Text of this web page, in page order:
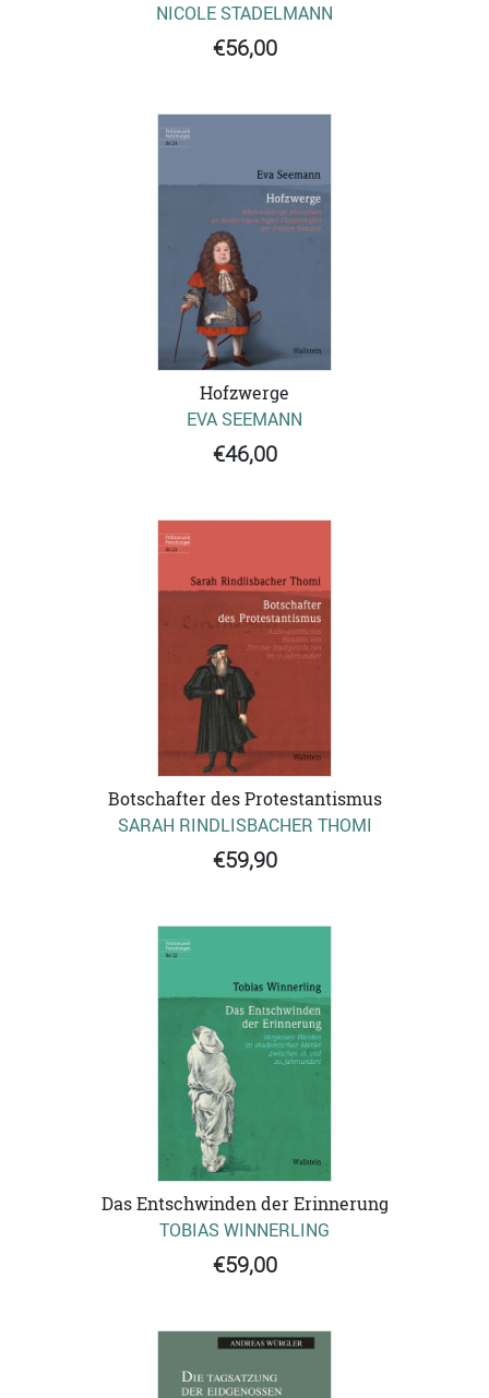
NICOLE STADELMANN
€56,00
Hofzwerge
EVA SEEMANN
€46,00
Botschafter des Protestantismus
SARAH RINDLISBACHER THOMI
€59,90
Das Entschwinden der Erinnerung
TOBIAS WINNERLING
€59,00